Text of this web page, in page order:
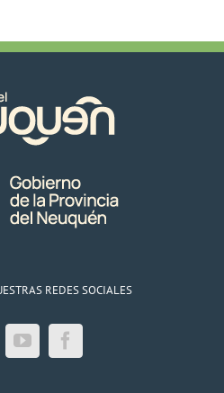
REDES SOCIALES